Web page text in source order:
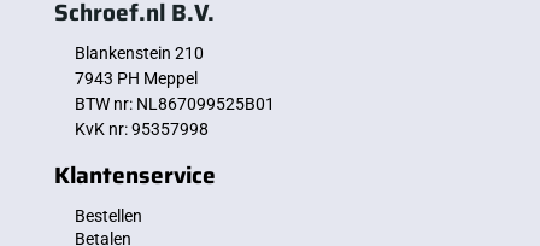
Schroef.nl B.V.
Blankenstein 210
7943 PH Meppel
BTW nr: NL867099525B01
KvK nr: 95357998
Klantenservice
Bestellen
Betalen